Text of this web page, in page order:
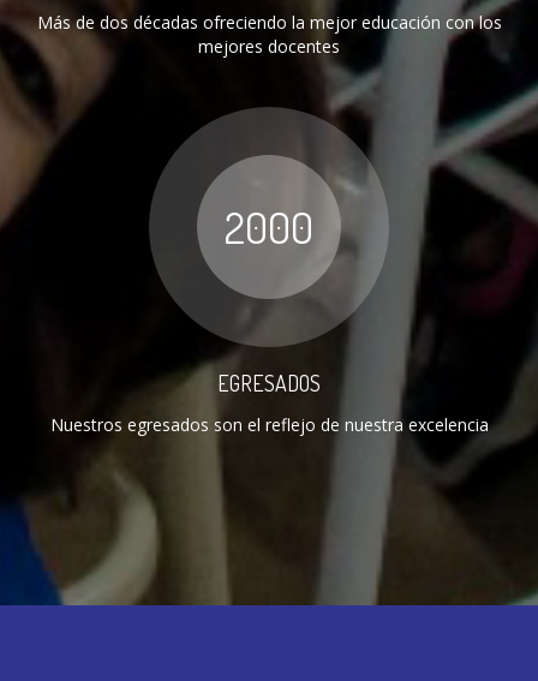
Más de dos décadas ofreciendo la mejor educación con los
mejores docentes
2000
EGRESADOS
Nuestros egresados son el reflejo de nuestra excelencia